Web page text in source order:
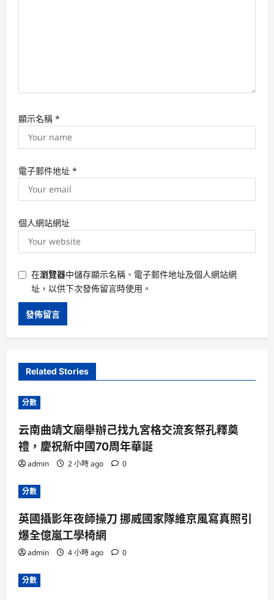
顯示名稱 *
電子郵件地址 *
個人網站網址
在瀏覽器中儲存顯示名稱、電子郵件地址及個人網站網
址，以供下次發佈留言時使用。
Related Stories
分數
云南曲靖文廟舉辦己找九宮格交流亥祭孔釋奠
禮，慶祝新中國70周年華誕
admin 2 小時 ago 0
分數
英國攝影年夜師操刀 挪威國家隊維京風寫真照引
爆全億嵐工學椅網
admin 4 小時 ago 0
分數